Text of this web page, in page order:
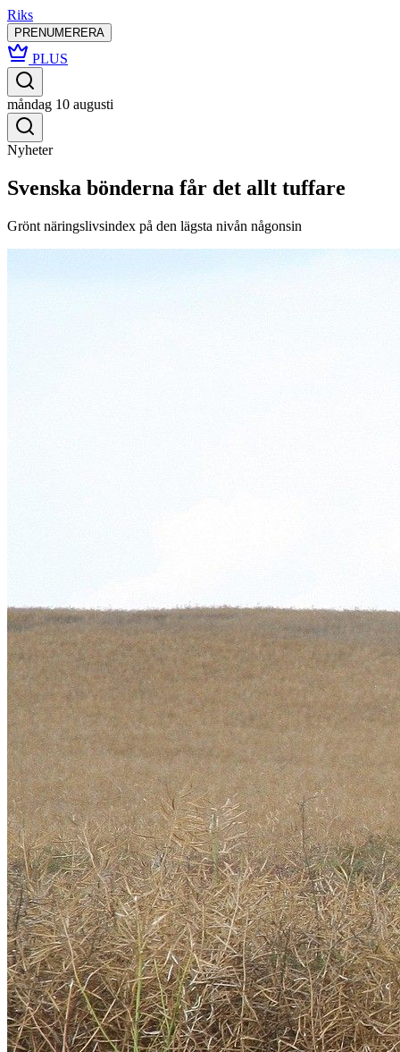
Riks
PRENUMERERA
PLUS
måndag 10 augusti
Nyheter
Svenska bönderna får det allt tuffare
Grönt näringslivsindex på den lägsta nivån någonsin